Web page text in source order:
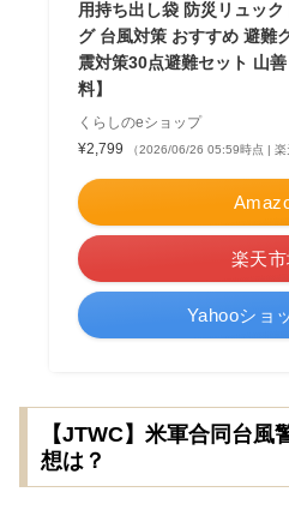
用持ち出し袋 防災リュッ
グ 台風対策 おすすめ 避難
震対策30点避難セット 山
料】
くらしのeショップ
¥2,799
（2026/06/26 05:59時点 | 楽
楽天
Yahooショ
【JTWC】米軍合同台風
想は？